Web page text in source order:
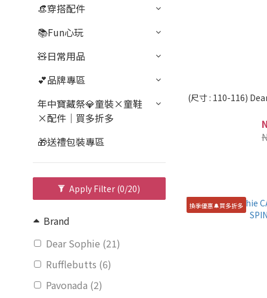
👒穿搭配件
📚Fun心玩
🧸日常用品
💕品牌專區
年中寶藏祭💎童裝×童鞋
×配件｜買多折多
🎁送禮包裝專區
Apply Filter (0/20)
Brand
Dear Sophie (21)
Rufflebutts (6)
Pavonada (2)
(尺寸 : 110-116)
換季優惠🔔買多折多